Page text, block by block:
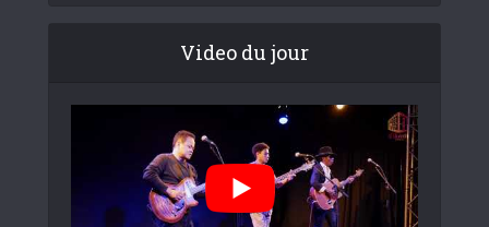
Video du jour